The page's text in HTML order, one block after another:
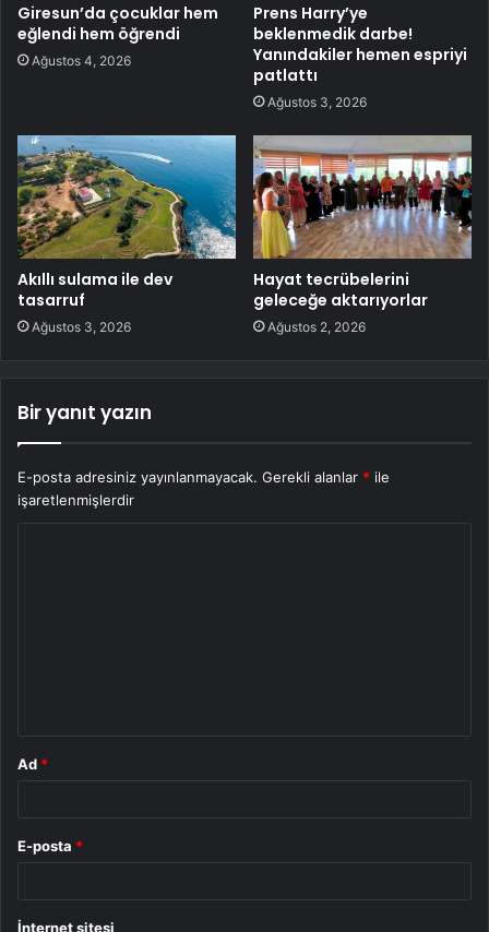
Giresun’da çocuklar hem
eğlendi hem öğrendi
Ağustos 4, 2026
Prens Harry’ye
beklenmedik darbe!
Yanındakiler hemen espriyi
patlattı
Ağustos 3, 2026
Akıllı sulama ile dev
tasarruf
Ağustos 3, 2026
Hayat tecrübelerini
geleceğe aktarıyorlar
Ağustos 2, 2026
Bir yanıt yazın
E-posta adresiniz yayınlanmayacak. Gerekli alanlar * ile
işaretlenmişlerdir
Ad *
E-posta *
İnternet sitesi